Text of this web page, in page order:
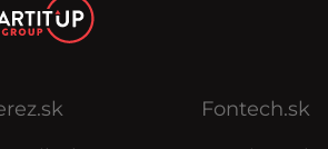
Fontech.sk